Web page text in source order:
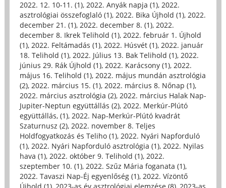
2022. 12. 10-11. (1), 2022. Anyák napja (1), 2022.
asztrológiai összefoglaló (1), 2022. Bika Újhold (1), 2022.
december 21. (1), 2022. december 8. (1), 2022.
december 8. Ikrek Telihold (1), 2022. február 1. Újhold
(1), 2022. Feltámadás (1), 2022. Húsvét (1), 2022. január
18. Telihold (1), 2022. Július 13. Bak Telihold (1), 2022.
június 29. Rák Újhold (1), 2022. Karácsony (1), 2022.
május 16. Telihold (1), 2022. május mundán asztrológia
(2), 2022. március 15. (1), 2022. március 8. Nőnap (1),
2022. március asztrológia (2), 2022. március Halak Nap-
Jupiter-Neptun együttállás (2), 2022. Merkúr-Plútó
együttállás, (1), 2022. Nap-Merkúr-Plútó kvadrát
Szaturnusz (2), 2022. november 8. Teljes
Holdfogyatkozás és Teliho (1), 2022. Nyári Napforduló
(1), 2022. Nyári Napforduló asztrológia (1), 2022. Nyilas
hava (1), 2022. október 9. Telihold (1), 2022.
szeptember 10. (1), 2022. Szűz Mária foganata (1),
2022. Tavaszi Nap-Éj egyenlőség (1), 2022. Vízöntő
Újhold (1), 2023-as év asztrológiai elemzése (8), 2023-as